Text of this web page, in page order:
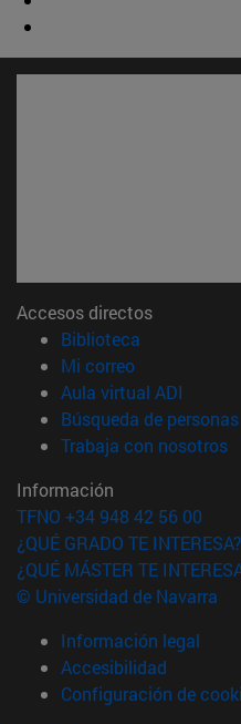
Accesos directos
Biblioteca
Mi correo(abre en
Aula virtual ADI
Búsqueda de personas
Trabaja con nosotros
Información
TFNO +34 948 42 56 00
¿QUÉ GRADO TE INTERESA?
¿QUÉ MÁSTER TE
© Universidad de Navarra
Información legal
Accesibilidad
Configuración de